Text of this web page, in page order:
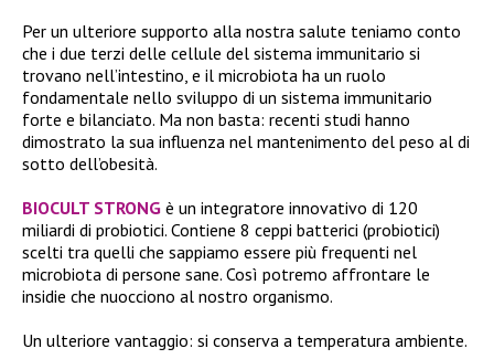
Per un ulteriore supporto alla nostra salute teniamo conto
che i due terzi delle cellule del sistema immunitario si
trovano nell’intestino, e il microbiota ha un ruolo
fondamentale nello sviluppo di un sistema immunitario
forte e bilanciato. Ma non basta: recenti studi hanno
dimostrato la sua influenza nel mantenimento del peso al di
sotto dell’obesità.
BIOCULT STRONG è un integratore innovativo di 120
miliardi di probiotici. Contiene 8 ceppi batterici (probiotici)
scelti tra quelli che sappiamo essere più frequenti nel
microbiota di persone sane. Così potremo affrontare le
insidie che nuocciono al nostro organismo.
Un ulteriore vantaggio: si conserva a temperatura ambiente.